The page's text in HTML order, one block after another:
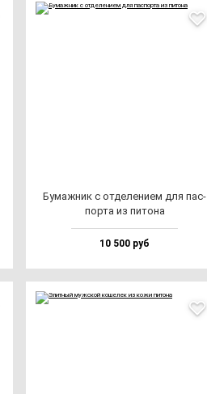
Бумаж­ник с от­де­ле­ни­ем для пас­
пор­та из пи­то­на
10 500 руб